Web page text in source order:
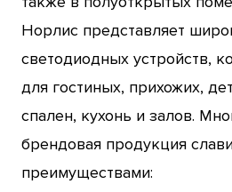
Норлис представляет
светодиодных устройств,
для гостиных, прихожих,
спален, кухонь и залов.
брендовая продукция
преимуществами: